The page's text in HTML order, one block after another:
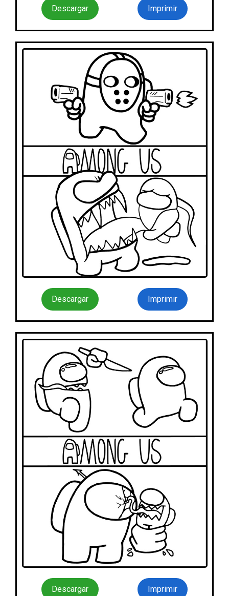
Descargar Imprimir
Descargar Imprimir
Descargar Imprimir